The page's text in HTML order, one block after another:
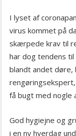
I lyset af
virus kommet på
skærpede krav til
har dog tendens
blandt andet døre,
få bugt med nogle
God hygiejne og
i en ny hverdag